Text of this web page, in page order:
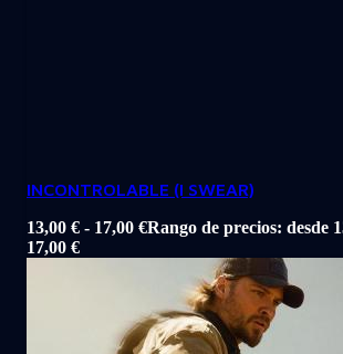
INCONTROLABLE (I SWEAR)
13,00 € - 17,00 €Rango de precios: desde
17,00 €